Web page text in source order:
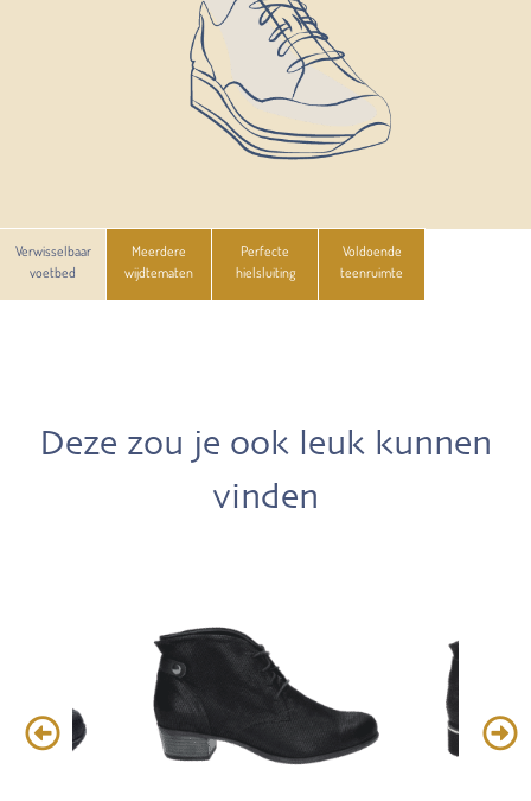
Verwisselbaar
voetbed
Meerdere
wijdtematen
Perfecte
hielsluiting
Voldoende
teenruimte
Deze zou je ook leuk kunnen
vinden